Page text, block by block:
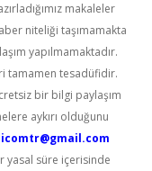
makaleler
niteliği taşımamakta
yapılmamaktadır.
tamamen tesadüfidir.
bir bilgi paylaşım
aykırı olduğunu
yasal süre içerisinde